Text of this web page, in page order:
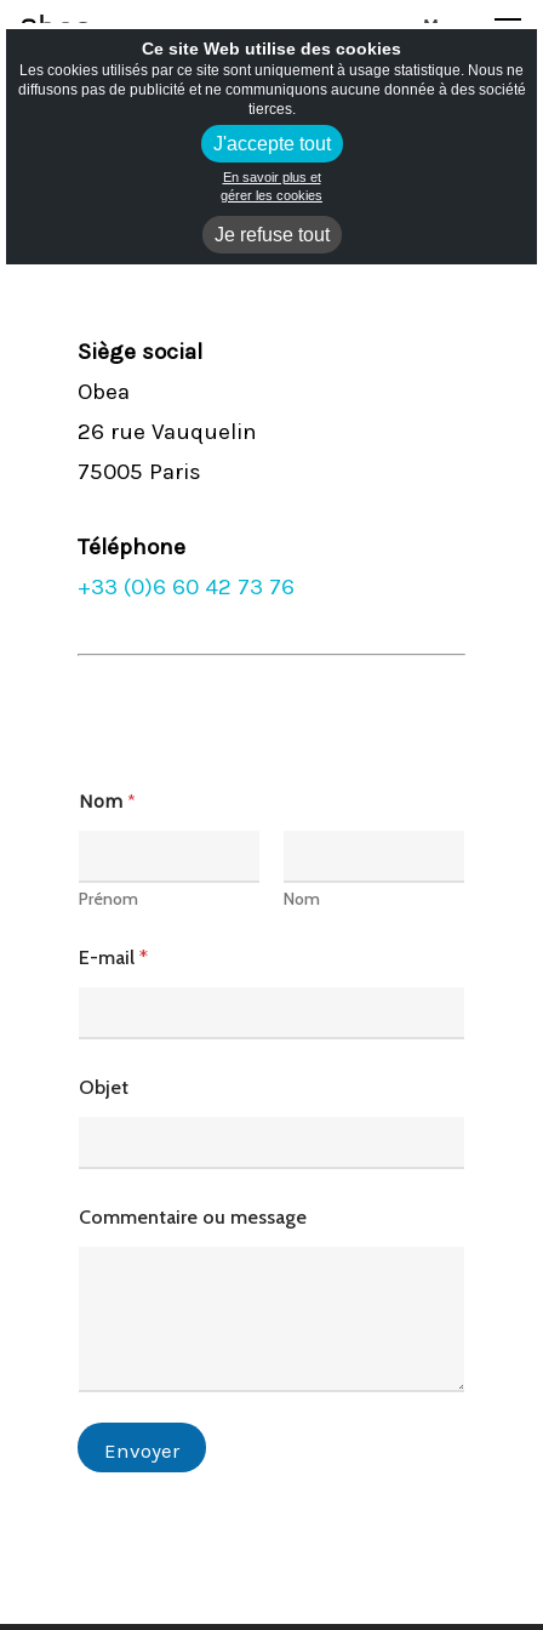
Hit enter to search or ESC to close
Menu
Nous
contacter
Siège social
Obea
26 rue Vauquelin
75005 Paris
Téléphone
+33 (0)6 60 42 73 76
Nom *
Prénom Nom
E-mail *
Objet
Commentaire ou message
Envoyer
Contact
Ce site Web utilise des cookies
Les cookies utilisés par ce site sont uniquement à usage statistique. Nous ne
diffusons pas de publicité et ne communiquons aucune donnée à des société
tierces.
J'accepte tout
En savoir plus et
gérer les cookies
Je refuse tout